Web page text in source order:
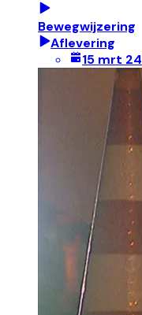
Bewegwijzering
Aflevering
15 mrt 24